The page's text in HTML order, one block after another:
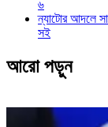
৬
ন্যাটোর আদলে
সই
আরো পড়ুন